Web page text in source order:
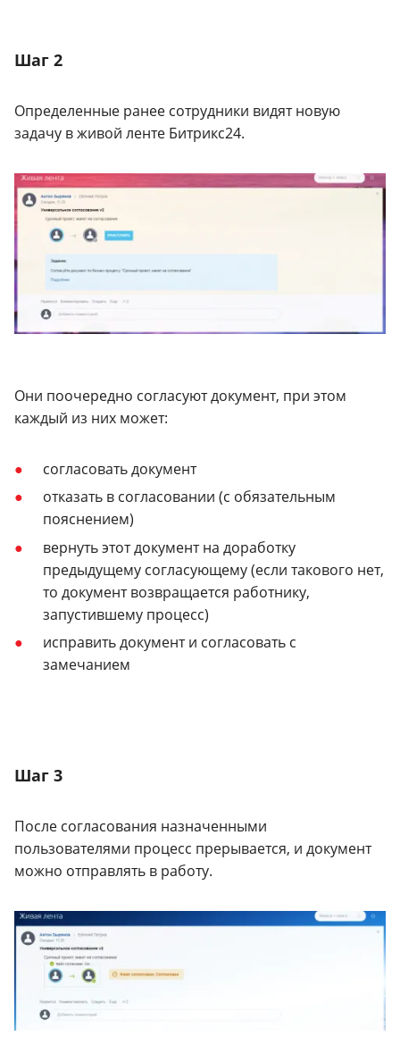
Шаг 2
Определенные ранее сотрудники видят новую
задачу в живой ленте Битрикс24.
Они поочередно согласуют документ, при этом
каждый из них может:
согласовать документ
отказать в согласовании (с обязательным
пояснением)
вернуть этот документ на доработку
предыдущему согласующему (если такового нет,
то документ возвращается работнику,
запустившему процесс)
исправить документ и согласовать с
замечанием
Шаг 3
После согласования назначенными
пользователями процесс прерывается, и документ
можно отправлять в работу.